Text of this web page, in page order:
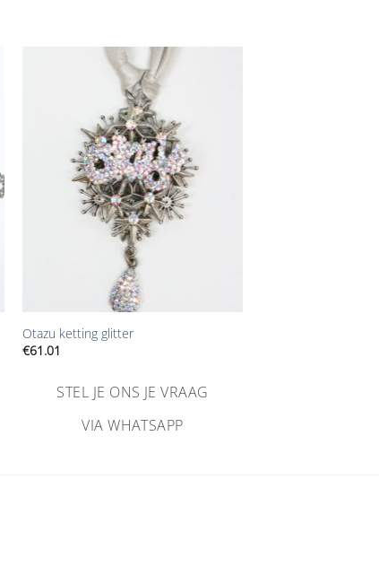
toevoegen
Otazu ketting glitter
€61.01
STEL JE ONS JE VRAAG
VIA WHATSAPP